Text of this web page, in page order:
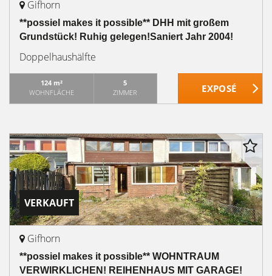
Gifhorn
**possiel makes it possible** DHH mit großem
Grundstück! Ruhig gelegen!Saniert Jahr 2004!
Doppelhaushälfte
124 m²
WOHNFLÄCHE
5
ZIMMER
VERKAUFT
Gifhorn
**possiel makes it possible** WOHNTRAUM
VERWIRKLICHEN! REIHENHAUS MIT GARAGE!